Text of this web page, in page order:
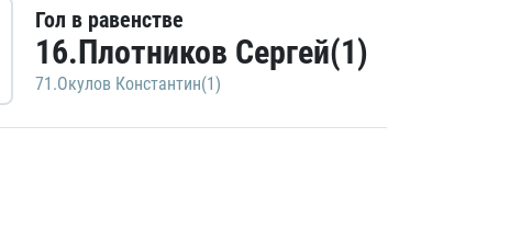
Гол в равенстве
16.Плотников Сергей(1)
71.Окулов Константин(1)